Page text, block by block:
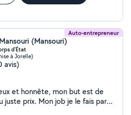
Auto-entrepreneur
(Mansouri)
d'État
à Jorelle)
avis)
et honnête, mon but est de
job je le fais par